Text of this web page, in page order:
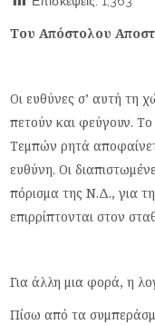
Του Απόστολου
Οι ευθύνες σ’ αυτή τη
πετούν και φεύγουν.
Τεμπών ρητά
ευθύνη. Οι
πόρισμα της Ν.Δ., για
επιρρίπτονται στον
Για άλλη μια φορά, η
Πίσω από τα